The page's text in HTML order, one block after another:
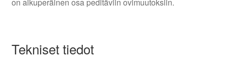
Tekniset tiedot